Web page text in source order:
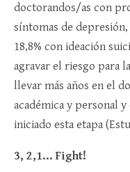
doctorandos/as con
síntomas de depresión,
18,8% con ideación
agravar el riesgo para
llevar más años en el
académica y personal
iniciado esta etapa
3, 2,1… Fight!